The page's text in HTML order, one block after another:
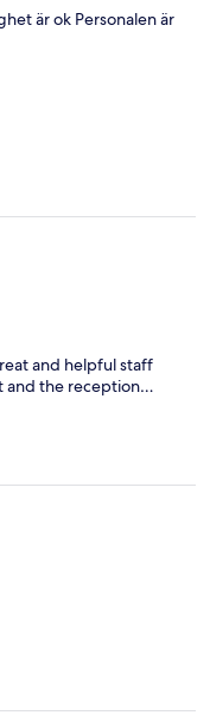
är ok Personalen är
and helpful staff
and the reception…